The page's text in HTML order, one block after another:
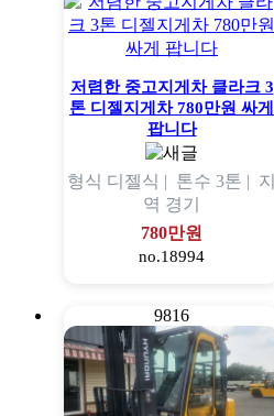
저렴한 중고지게차 클라크 3
톤 디젤지게차 780만원 싸게
팝니다
형식 디젤식 | 톤수 3톤 | 지
역 경기
780만원
no.18994
9816